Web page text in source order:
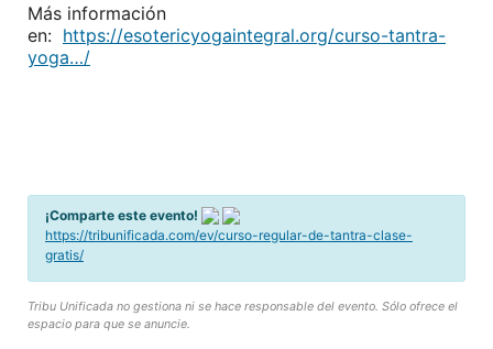
Más información
en: https://esotericyogaintegral.org/curso-tantra-
yoga…/
¡Comparte este evento!
https://tribunificada.com/ev/curso-regular-de-tantra-clase-
gratis/
Tribu Unificada no gestiona ni se hace responsable del evento. Sólo ofrece el
espacio para que se anuncie.